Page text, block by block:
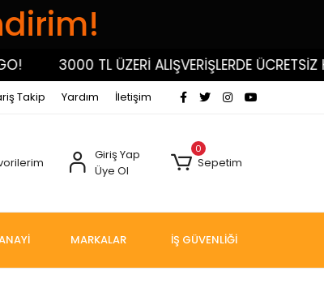
3000 TL ÜZERİ ALIŞVERİŞLERDE ÜCRETSİZ
Takip Yardım İletişim
Giriş Yap
Üye Ol
0
Sepetim
MARKALAR İŞ GÜVENLİĞİ